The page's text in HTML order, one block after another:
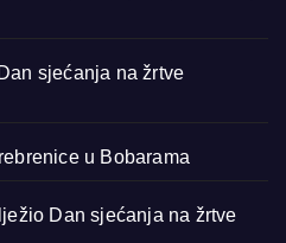
sjećanja na žrtve
u Bobarama
Dan sjećanja na žrtve